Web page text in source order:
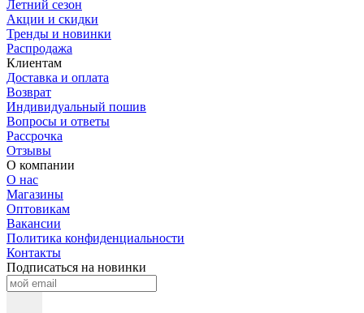
Летний сезон
Акции и скидки
Тренды и новинки
Распродажа
Клиентам
Доставка и оплата
Возврат
Индивидуальный пошив
Вопросы и ответы
Рассрочка
Отзывы
О компании
О нас
Магазины
Оптовикам
Вакансии
Политика конфиденциальности
Контакты
Подписаться на новинки